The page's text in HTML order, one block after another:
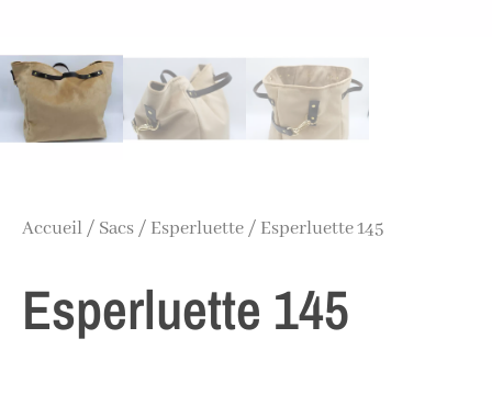
Accueil / Sacs / Esperluette / Esperluette 145
Esperluette 145